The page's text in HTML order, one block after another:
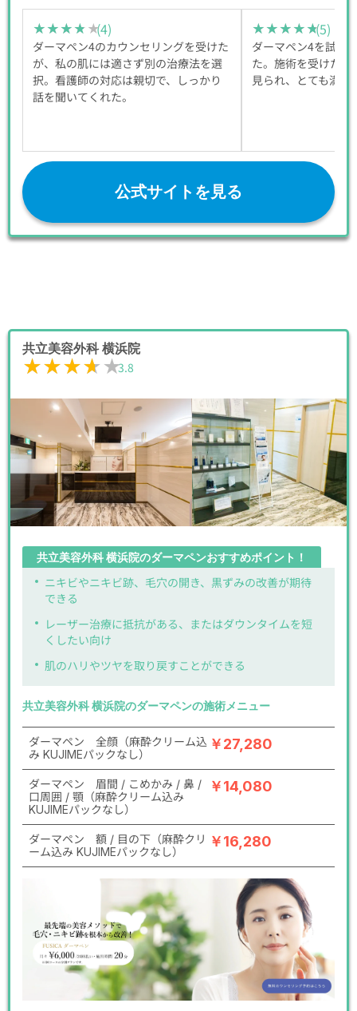
★★★★★
★★★★★(4)
ダーマペン4のカウンセリングを受けた
が、私の肌には適さず別の治療法を選
択。看護師の対応は親切で、しっかり
話を聞いてくれた。
★★★★★
★★★★★(5)
ダーマペン4を試し
た。施術を受けた
見られ、とても満足
公式サイトを見る
共立美容外科 横浜院
★★★★★
★★★★★3.8
共立美容外科 横浜院のダーマペンおすすめポイント！
ニキビやニキビ跡、毛穴の開き、黒ずみの改善が期待
できる
レーザー治療に抵抗がある、またはダウンタイムを短
くしたい向け
肌のハリやツヤを取り戻すことができる
共立美容外科 横浜院のダーマペンの施術メニュー
ダーマペン 全顔（麻酔クリーム込
み KUJIMEパックなし）
￥27,280
ダーマペン 眉間 / こめかみ / 鼻 /
口周囲 / 顎（麻酔クリーム込み
KUJIMEパックなし）
￥14,080
ダーマペン 額 / 目の下（麻酔クリ
ーム込み KUJIMEパックなし）
￥16,280